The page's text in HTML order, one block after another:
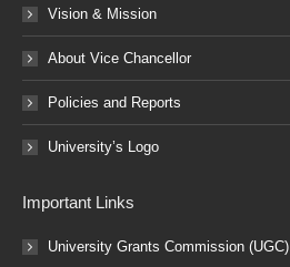
Vision & Mission
About Vice Chancellor
Policies and Reports
University’s Logo
Important Links
University Grants Commission (UGC)